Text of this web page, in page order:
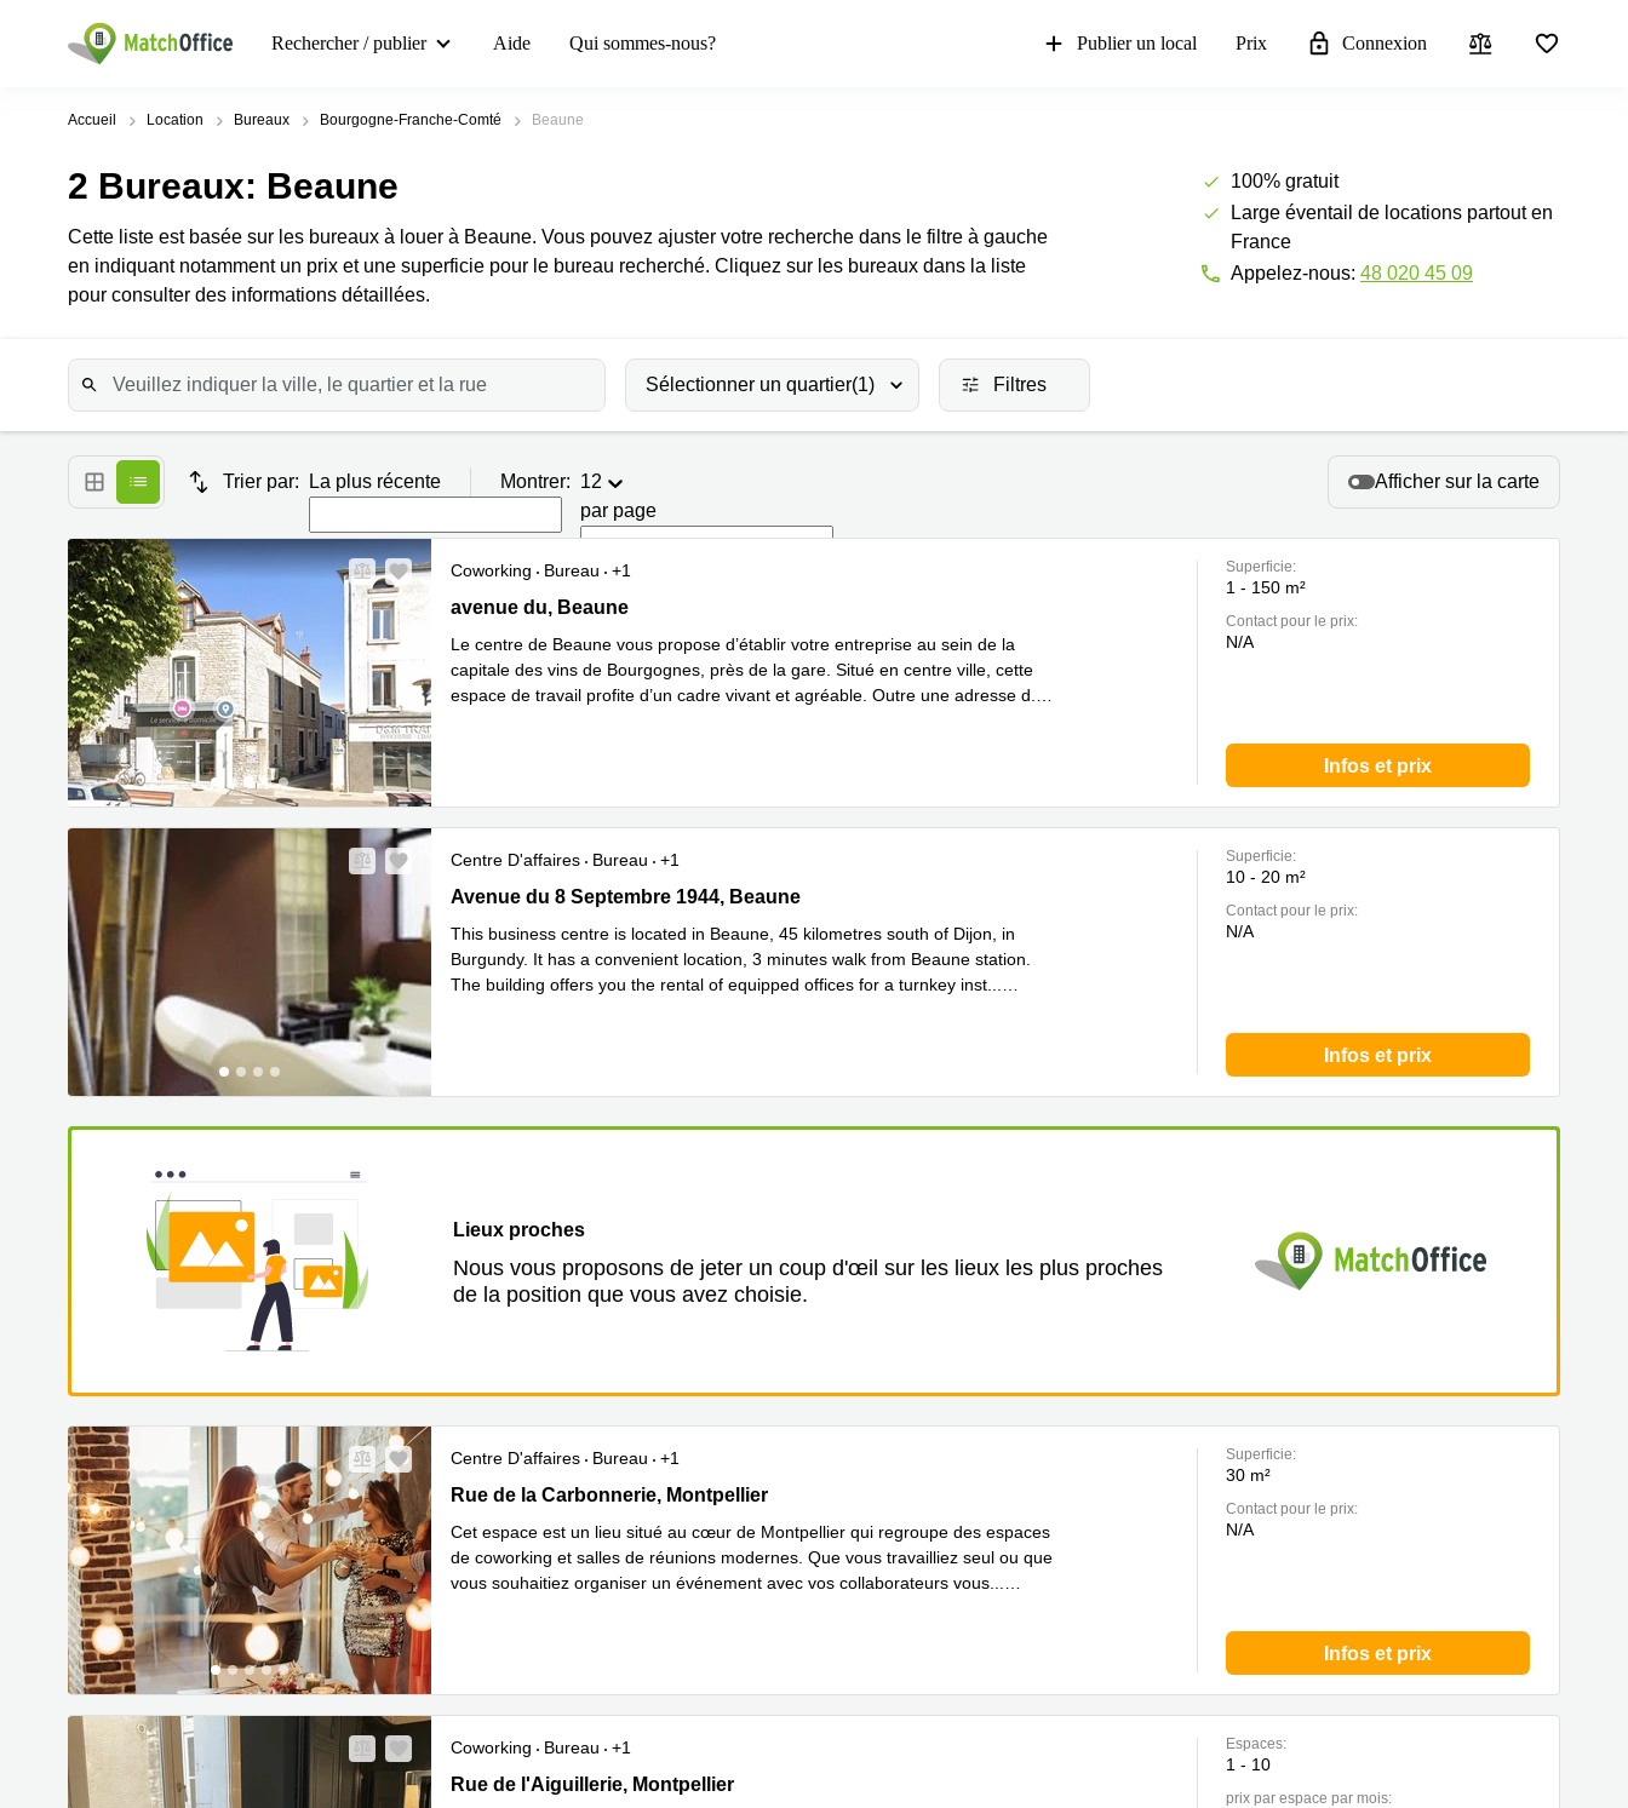
Rechercher / publier Aide Qui sommes-nous? Publier un local Prix Connexion
Accueil Location Bureaux Bourgogne-Franche-Comté Beaune
2 Bureaux: Beaune
Cette liste est basée sur les bureaux à louer à Beaune. Vous pouvez ajuster votre recherche dans le filtre à gauche
en indiquant notamment un prix et une superficie pour le bureau recherché. Cliquez sur les bureaux dans la liste
pour consulter des informations détaillées.
100% gratuit
Large éventail de locations partout en
France
Appelez-nous: 48 020 45 09
Sélectionner un quartier(1) Filtres
Trier par: La plus récente Montrer: 12
par page
Afficher sur la carte
Coworking Bureau
+1
11 avenue du 8 septembre 1944, Beaune
avenue du, Beaune
Le centre de Beaune vous propose d’établir votre entreprise au sein de la
capitale des vins de Bourgognes, près de la gare. Situé en centre ville, cette
espace de travail profite d’un cadre vivant et agréable. Outre une adresse d
Superficie:
1 - 150 m²
Contact pour le prix:
N/A
Infos et prix
Centre D'affaires Bureau
+1
Avenue du 8 Septembre 1944 11, Beaune
Avenue du 8 Septembre 1944, Beaune
This business centre is located in Beaune, 45 kilometres south of Dijon, in
Burgundy. It has a convenient location, 3 minutes walk from Beaune station.
The building offers you the rental of equipped offices for a turnkey inst
Superficie:
10 - 20 m²
Contact pour le prix:
N/A
Infos et prix
Lieux proches
Nous vous proposons de jeter un coup d'œil sur les lieux les plus proches
de la position que vous avez choisie.
Centre D'affaires Bureau
+1
Rue de la Carbonnerie 1, Montpellier
Rue de la Carbonnerie, Montpellier
Cet espace est un lieu situé au cœur de Montpellier qui regroupe des espaces
de coworking et salles de réunions modernes. Que vous travailliez seul ou que
vous souhaitiez organiser un événement avec vos collaborateurs vous
Superficie:
30 m²
Contact pour le prix:
N/A
Infos et prix
Coworking Bureau
+1
31 rue de l'Aiguillerie, Montpellier
Rue de l'Aiguillerie, Montpellier
Espaces:
1 - 10
prix par espace par mois: